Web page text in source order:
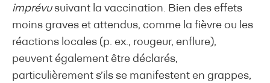
imprévusuivant la vaccination. Bien des effets
moins graves et attendus, comme la fièvre ou les
réactions locales (p. ex., rougeur, enflure),
peuvent également être déclarés,
particulièrement s’ils se manifestent en grappes,